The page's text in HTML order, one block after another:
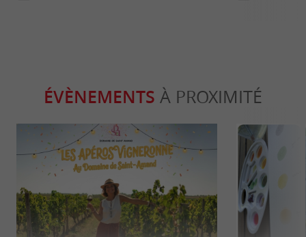
ÉVÈNEMENTS À PROXIMITÉ